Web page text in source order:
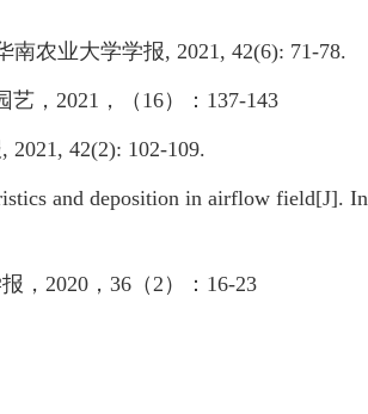
南农业大学学报, 2021, 42(6): 71-78.
艺， 2021 ，（ 16）： 137-143
, 2021, 42(2): 102-109.
and deposition in airflow field[J].
， 2020 ， 36 （2 ）： 16-23